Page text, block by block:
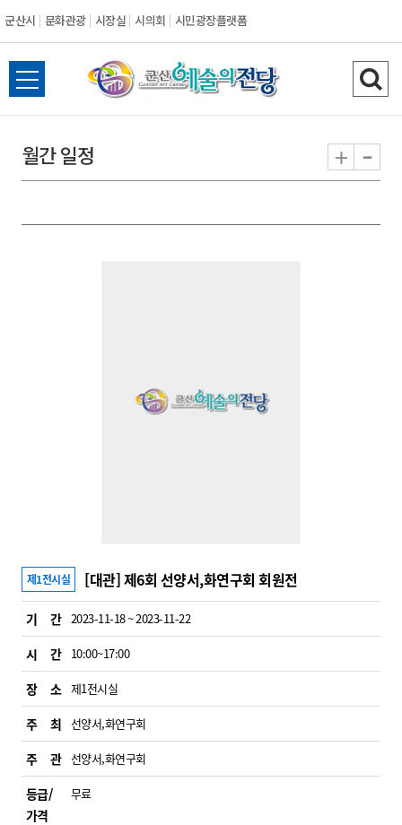
군산시 문화관광 시장실 시의회 시민광장플랫폼
군
산
전
체
뉴
열
검
색
기
월간 일정 + -
제1전시실 [대관] 제6회 선양서,화연구회 회원전
기 간 2023-11-18 ~ 2023-11-22
시 간 10:00~17:00
장 소 제1전시실
주 최 선양서,화연구회
주 관 선양서,화연구회
등급/
가격
무료